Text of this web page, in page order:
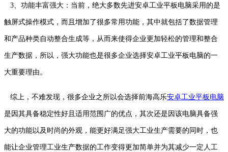
3、功能丰富强大：当前，绝大多数先进安卓工业平板电脑采用的是
触屏式操作模式，而且增加了很多常用功能，其中就包括了数据管理
和产品种类自动整合生成等，从而来使得企业更加轻松的管理和整合
生产数据，所以，强大功能也是很多企业选择安卓工业平板电脑的一
大重要理由。
综上，不难发现，很多企业之所以会选择前海高乐安卓工业平板电脑
是因其具备稳定性好且适用范围广的优点，其次还是因该电脑具备强
大的功能以及时尚的外观，能更好满足强大工业生产需要的同时，也
能让企业管理工业生产数据的工作变得更加简单并为其减少一定人工